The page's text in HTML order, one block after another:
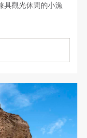
具觀光休閒的小漁